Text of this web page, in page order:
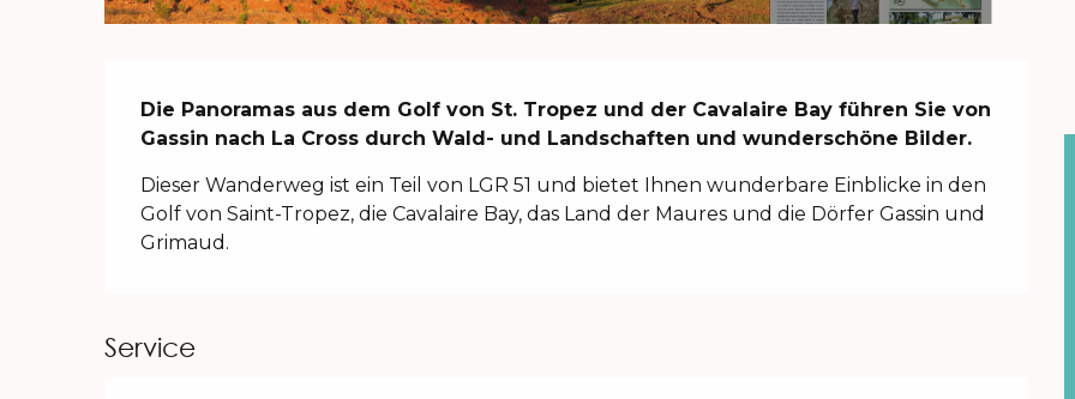
Beschreibung
Die Panoramas aus dem Golf von St. Tropez und der Cavalaire Bay führen Sie von
Gassin nach La Cross durch Wald- und Landschaften und wunderschöne Bilder.
Dieser Wanderweg ist ein Teil von LGR 51 und bietet Ihnen wunderbare Einblicke in den
Golf von Saint-Tropez, die Cavalaire Bay, das Land der Maures und die Dörfer Gassin und
Grimaud.
Service